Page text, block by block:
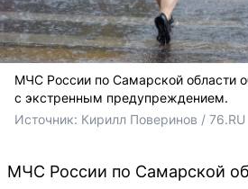
МЧС России по Самарской области
с экстренным предупреждением.
Источник: Кирилл Поверинов / 76.RU
МЧС России по Самарской